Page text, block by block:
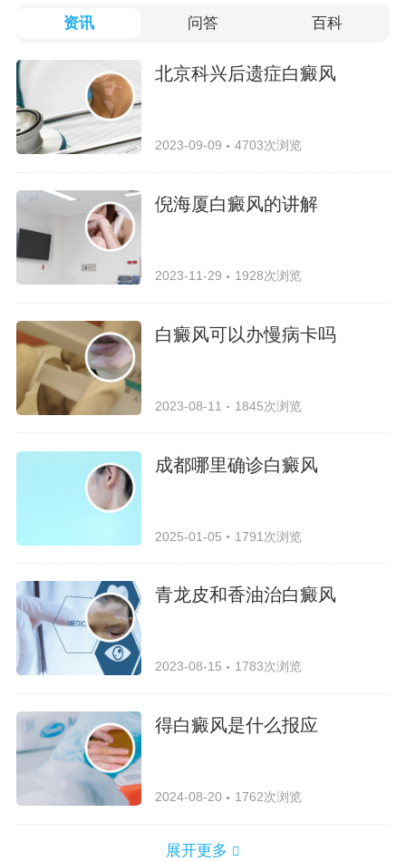
资讯 问答 百科
北京科兴后遗症白癜风
2023-09-09 4703次浏览
倪海厦白癜风的讲解
2023-11-29 1928次浏览
白癜风可以办慢病卡吗
2023-08-11 1845次浏览
成都哪里确诊白癜风
2025-01-05 1791次浏览
青龙皮和香油治白癜风
2023-08-15 1783次浏览
得白癜风是什么报应
2024-08-20 1762次浏览
展开更多